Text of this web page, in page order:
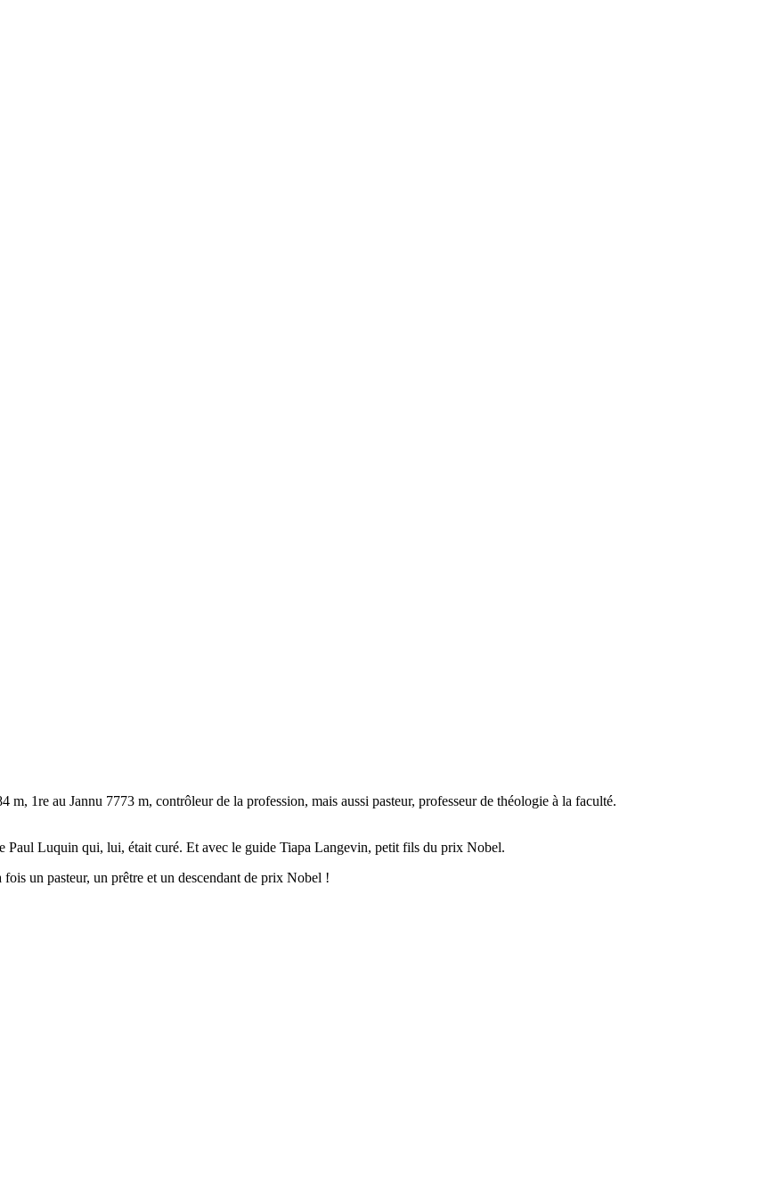
1re au Jannu 7773 m, contrôleur de la profession, mais aussi pasteur, professeur de théologie à la faculté.
Paul Luquin qui, lui, était curé. Et avec le guide Tiapa Langevin, petit fils du prix Nobel.
un pasteur, un prêtre et un descendant de prix Nobel !